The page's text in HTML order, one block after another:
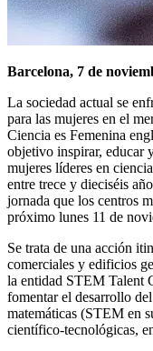
Barcelona, 7 de
La sociedad actual se
para las mujeres en el
Ciencia es Femenina
objetivo inspirar, educar
mujeres líderes en
entre trece y dieciséis
jornada que los centros
próximo lunes 11 de
Se trata de una acción
comerciales y edificios
la entidad STEM Talent
fomentar el desarrollo
matemáticas (STEM en
científico-tecnológicas,